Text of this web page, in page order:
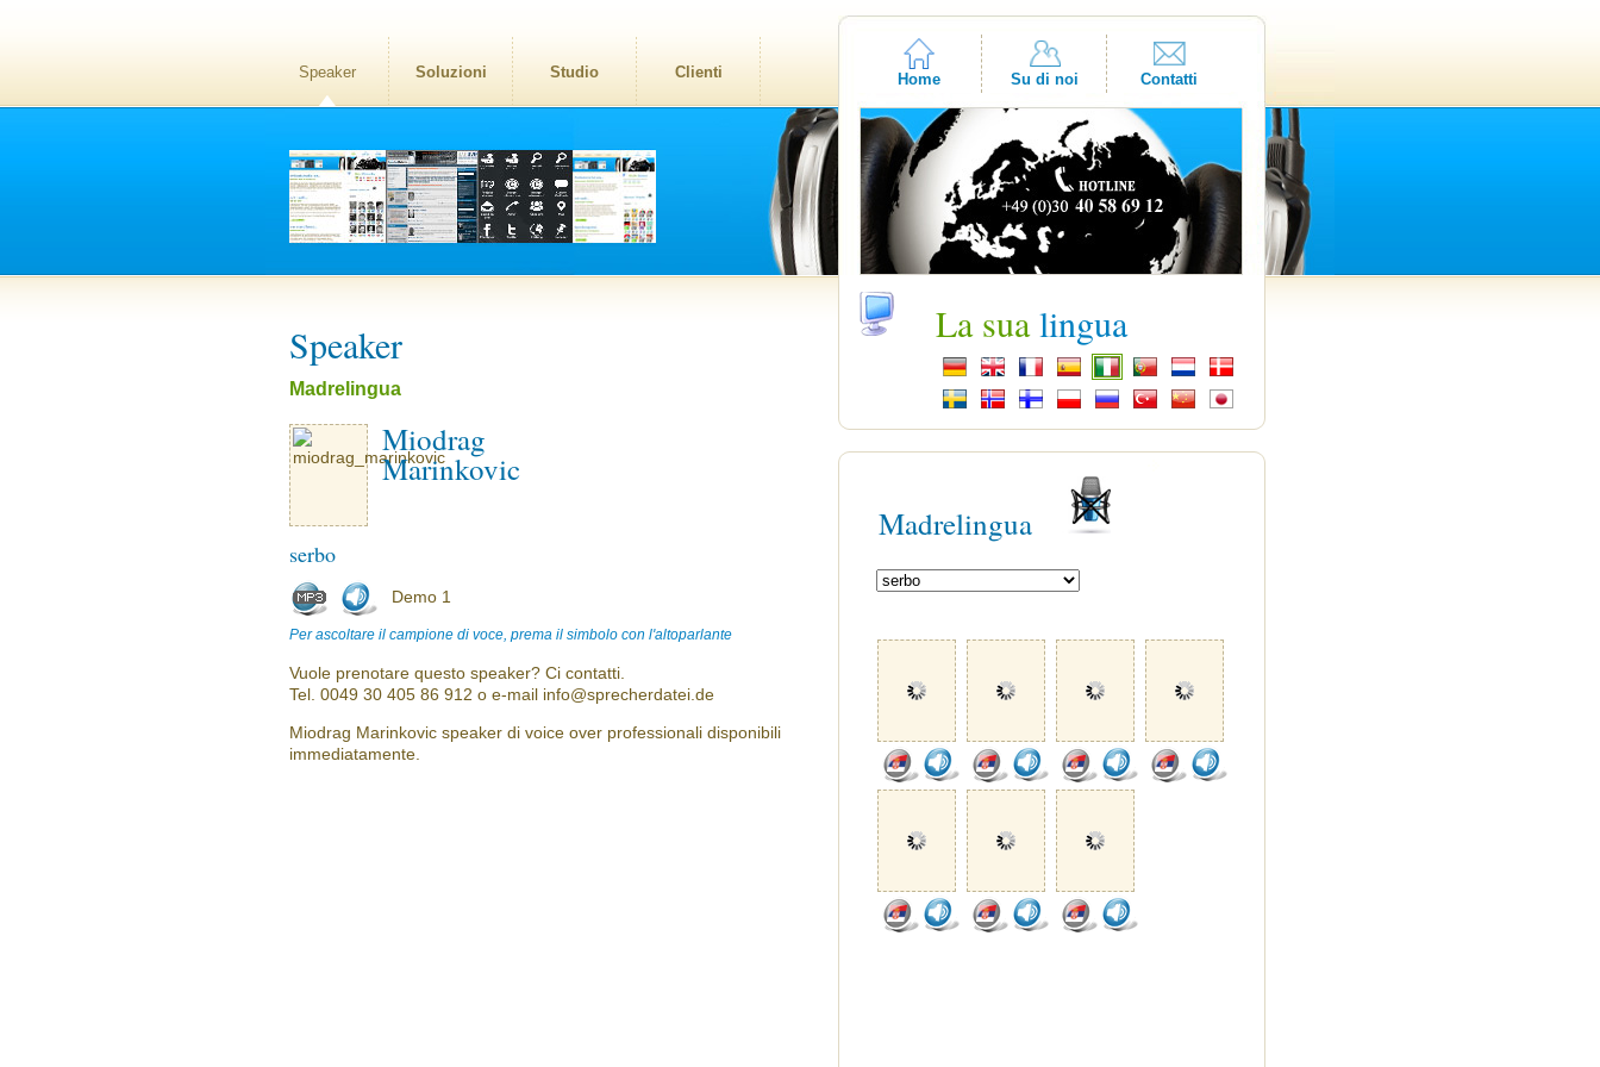
Speaker Soluzioni Studio Clienti Home Su di noi Contatti
Speaker
Madrelingua
Miodrag
Marinkovic
serbo
Demo 1
Per ascoltare il campione di voce, prema il simbolo con l'altoparlante
Vuole prenotare questo speaker? Ci contatti.
Tel. 0049 30 405 86 912 o e-mail info@sprecherdatei.de
Miodrag Marinkovic speaker di voice over professionali disponibili
immediatamente.
La sualingua
Madrelingua